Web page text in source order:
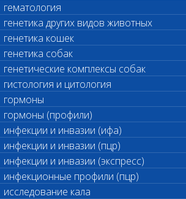
гематология
генетика других видов животных
генетика кошек
генетика собак
генетические комплексы собак
гистология и цитология
гормоны
гормоны (профили)
инфекции и инвазии (ифа)
инфекции и инвазии (пцр)
инфекции и инвазии (экспресс)
инфекционные профили (пцр)
исследование кала
выполнение срочных
исследований